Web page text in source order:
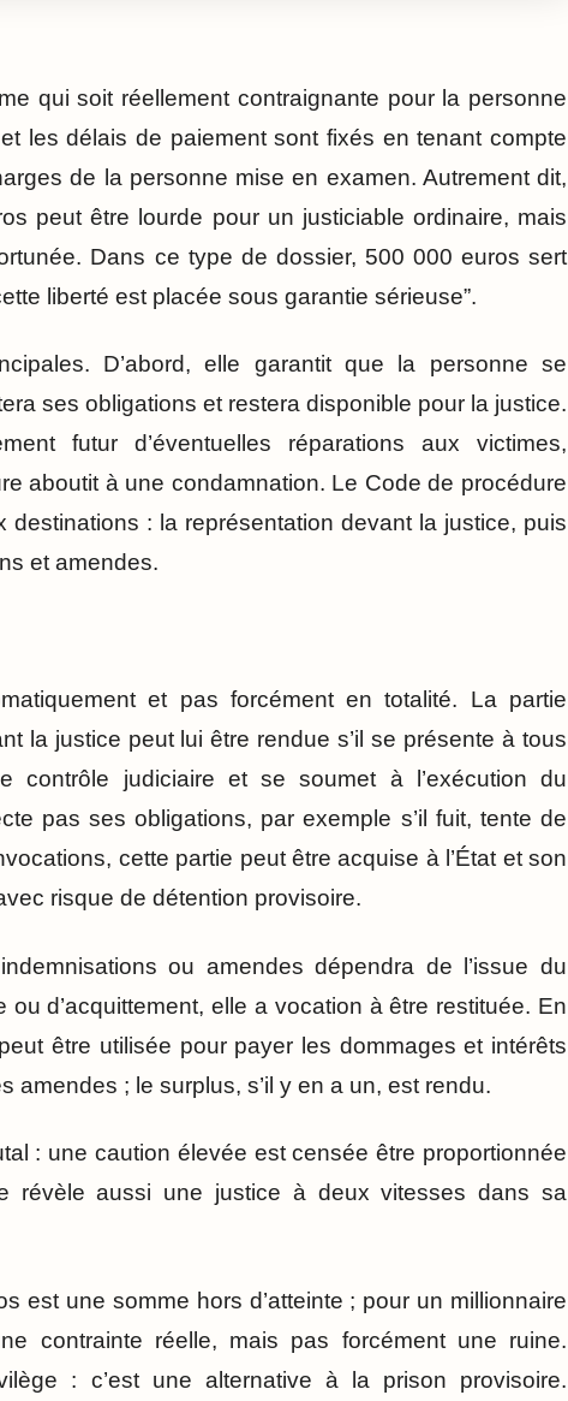
qui soit réellement contraignante pour la personne
les délais de paiement sont fixés en tenant compte
de la personne mise en examen. Autrement dit,
peut être lourde pour un justiciable ordinaire, mais
Dans ce type de dossier, 500 000 euros sert
liberté est placée sous garantie sérieuse”.
D’abord, elle garantit que la personne se
ses obligations et restera disponible pour la justice.
futur d’éventuelles réparations aux victimes,
aboutit à une condamnation. Le Code de procédure
: la représentation devant la justice, puis
et amendes.
et pas forcément en totalité. La partie
la justice peut lui être rendue s’il se présente à tous
contrôle judiciaire et se soumet à l’exécution du
pas ses obligations, par exemple s’il fuit, tente de
cette partie peut être acquise à l’État et son
risque de détention provisoire.
ou amendes dépendra de l’issue du
d’acquittement, elle a vocation à être restituée. En
être utilisée pour payer les dommages et intérêts
amendes ; le surplus, s’il y en a un, est rendu.
: une caution élevée est censée être proportionnée
révèle aussi une justice à deux vitesses dans sa
est une somme hors d’atteinte ; pour un millionnaire
contrainte réelle, mais pas forcément une ruine.
: c’est une alternative à la prison provisoire.